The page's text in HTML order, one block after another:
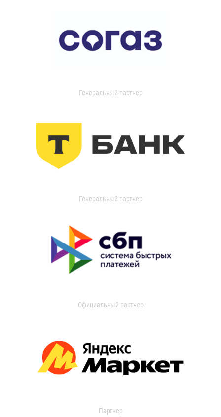
Генеральный партнер
Генеральный партнер
Официальный партнер
Партнер